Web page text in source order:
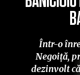
Într-o
Negoiță,
dezinvolt